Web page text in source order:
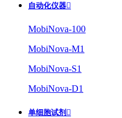
自动化仪器
MobiNova-100
MobiNova-M1
MobiNova-S1
MobiNova-D1
单细胞试剂 